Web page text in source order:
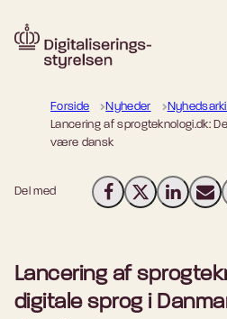
Gå til forsiden
Forside Nyheder
Lancering af sprogteknologi.dk:
være dansk
Del med Del på Facebook
Del på XDel på
Lancering af
digitale sprog i